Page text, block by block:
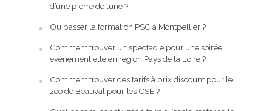
d’une pierre de lune ?
Où passer la formation PSC à Montpellier ?
Comment trouver un spectacle pour une soirée
événementielle en région Pays de la Loire ?
Comment trouver des tarifs à prix discount pour le
zoo de Beauval pour les CSE ?